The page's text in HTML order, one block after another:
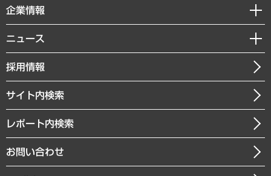
共生・ダイバーシティ
GRC（ガバナンス・リスク・コンプライアンス）・防災（政策）
経済・産業・雇用・労働
まちづくり・観光・交通・スポーツ・スマートシティ
自然資源・農林水産業・食料システム
コラム
経営用語集
受託・受注実績（官公庁関連）
メディア掲載・出演
セミナー・イベント情報
MUFGビジネスセミナー
受託案件情報
企業情報
私たちの想い
社長メッセージ
会社概要
沿革
組織図・本部部室紹介
インドネシア現地法人
ニュース
ニュースリリース
お知らせ
採用情報
サイト内検索
レポート内検索
お問い合わせ